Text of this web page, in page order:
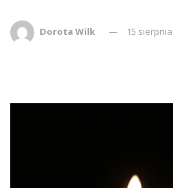
Dorota Wilk 15